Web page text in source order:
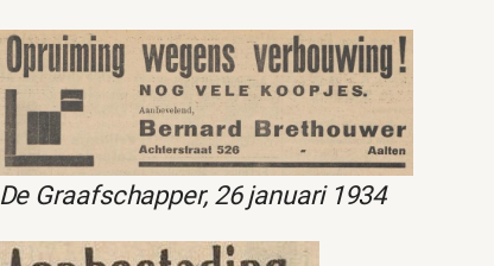
De Graafschapper, 26 januari 1934